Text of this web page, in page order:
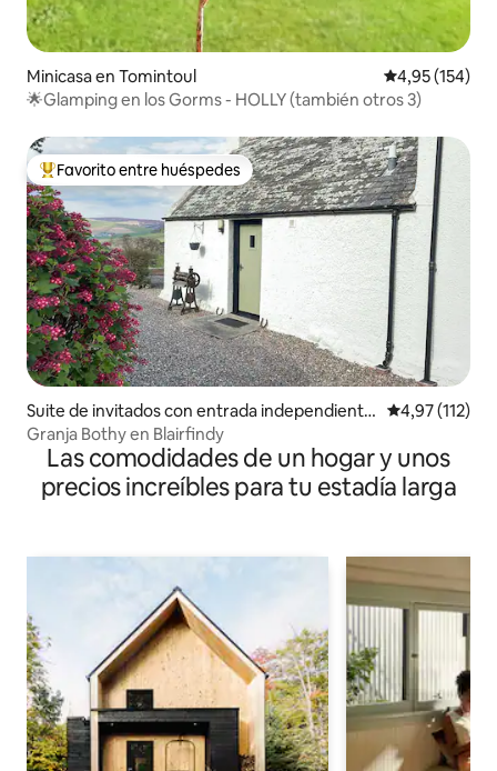
Minicasa en Tomintoul Calificación
4,95 (154)
🌟Glamping en los Gorms - HOLLY (también otros 3)
Favorito entre los huéspedes más destacados
Favorito entre huéspedes
Suite de invitados con entrada independiente
en Glenlivet
Calificación
4,97 (112)
Granja Bothy en Blairfindy
Las comodidades de un hogar y unos
precios increíbles para tu estadía larga